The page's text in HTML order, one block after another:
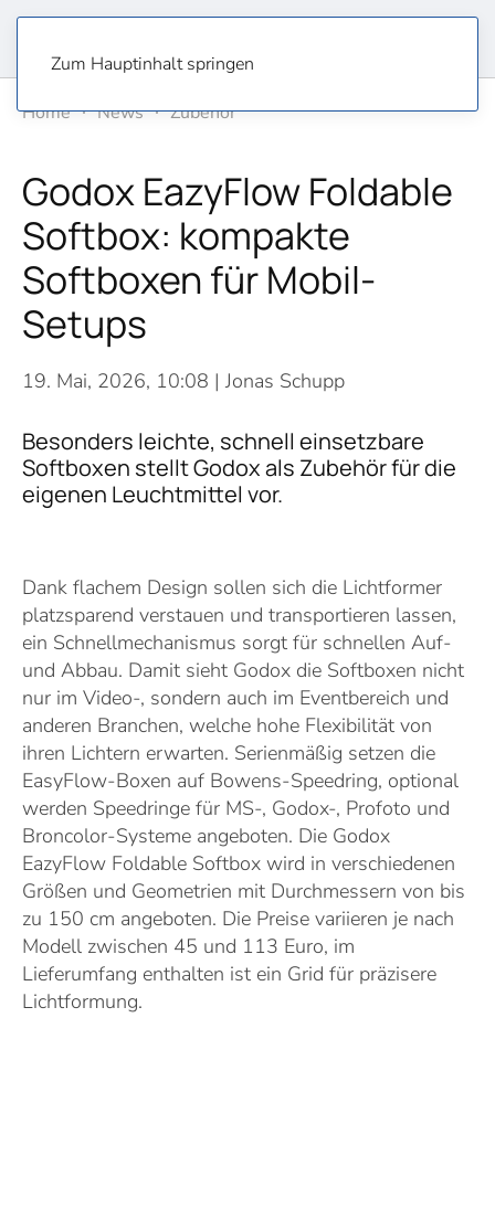
Zum Hauptinhalt springen
Home
News Zubehör
Godox EazyFlow Foldable
Softbox: kompakte
Softboxen für Mobil-
Setups
19. Mai, 2026, 10:08 | Jonas Schupp
Besonders leichte, schnell einsetzbare
Softboxen stellt Godox als Zubehör für die
eigenen Leuchtmittel vor.
Dank flachem Design sollen sich die Lichtformer
platzsparend verstauen und transportieren lassen,
ein Schnellmechanismus sorgt für schnellen Auf-
und Abbau. Damit sieht Godox die Softboxen nicht
nur im Video-, sondern auch im Eventbereich und
anderen Branchen, welche hohe Flexibilität von
ihren Lichtern erwarten. Serienmäßig setzen die
EasyFlow-Boxen auf Bowens-Speedring, optional
werden Speedringe für MS-, Godox-, Profoto und
Broncolor-Systeme angeboten. Die Godox
EazyFlow Foldable Softbox wird in verschiedenen
Größen und Geometrien mit Durchmessern von bis
zu 150 cm angeboten. Die Preise variieren je nach
Modell zwischen 45 und 113 Euro, im
Lieferumfang enthalten ist ein Grid für präzisere
Lichtformung.